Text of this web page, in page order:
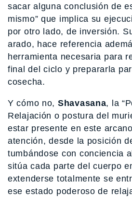
sacar alguna conclusión de
mismo” que implica su
por otro lado, de inversión.
arado, hace referencia
herramienta necesaria para
final del ciclo y prepararla
cosecha.
Y cómo no, Shavasana, la
Relajación o postura del
estar presente en este
atención, desde la posición
tumbándose con conciencia
sitúa cada parte del cuerpo
extenderse totalmente se
ese estado poderoso de